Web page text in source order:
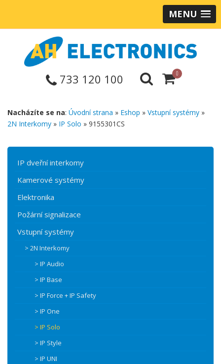
MENU
733 120 100 0
Nacházíte se na: Úvodní strana » Eshop » Vstupní systémy »
2N Interkomy » IP Solo » 9155301CS
IP dveřní interkomy
Kamerové systémy
Elektronika
Požární signalizace
Vstupní systémy
> 2N Interkomy
> IP Audio
> IP Base
> IP Force + IP Safety
> IP One
> IP Solo
> IP Style
> IP UNI